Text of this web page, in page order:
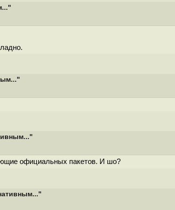
официальных пакетов. И шо?